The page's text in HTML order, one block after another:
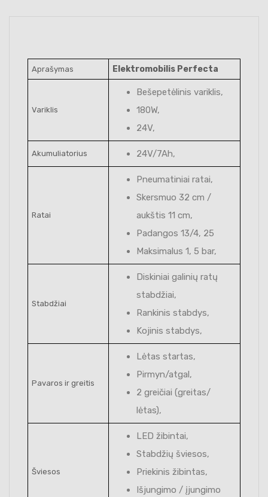
Aprašymas Elektromobilis Perfecta
Variklis
Bešepetėlinis variklis,
180W,
24V,
Akumuliatorius 24V/7Ah,
Ratai
Pneumatiniai ratai,
Skersmuo 32 cm /
aukštis 11 cm,
Padangos 13/4, 25
Maksimalus 1, 5 bar,
Stabdžiai
Diskiniai galinių ratų
stabdžiai,
Rankinis stabdys,
Kojinis stabdys,
Pavaros ir greitis
Lėtas startas,
Pirmyn/atgal,
2 greičiai (greitas/
lėtas),
Šviesos
LED žibintai,
Stabdžių šviesos,
Priekinis žibintas,
Išjungimo / įjungimo